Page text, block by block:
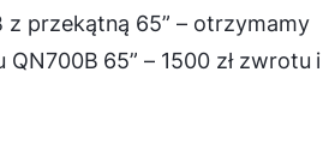
przekątną 65” – otrzymamy
65” – 1500 zł zwrotu i